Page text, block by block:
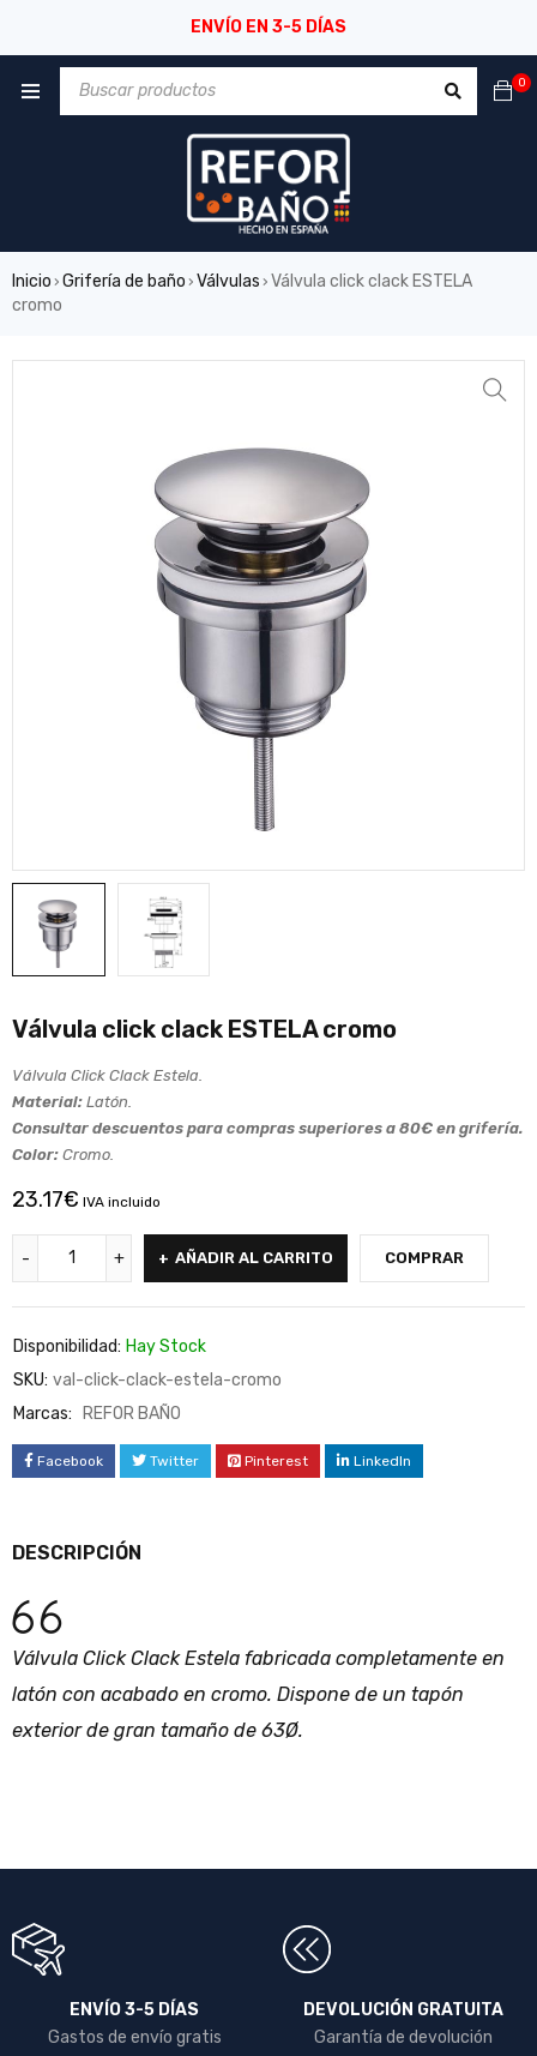
ENVÍO EN 3-5 DÍAS
0
Inicio › Grifería de baño › Válvulas › Válvula click clack ESTELA
cromo
Válvula click clack ESTELA cromo
Válvula Click Clack Estela.
Material: Latón.
Consultar descuentos para compras superiores a 80€ en grifería.
Color: Cromo.
23.17€ IVA incluido
AÑADIR AL CARRITO COMPRAR
Disponibilidad: Hay Stock
SKU: val-click-clack-estela-cromo
Marcas:
REFOR BAÑO
Facebook Twitter Pinterest LinkedIn
DESCRIPCIÓN
Válvula Click Clack Estela fabricada completamente en
latón con acabado en cromo. Dispone de un tapón
exterior de gran tamaño de 63Ø.
ENVÍO 3-5 DÍAS
Gastos de envío gratis
DEVOLUCIÓN GRATUITA
Garantía de devolución